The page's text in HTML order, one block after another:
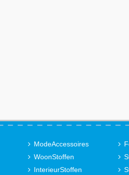
ModeAccessoires
WoonStoffen
InterieurStoffen